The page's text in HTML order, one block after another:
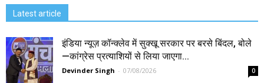
Latest article
इंडिया न्यूज़ कॉन्क्लेव में सुक्खू सरकार पर बरसे बिंदल, बोले
—कांग्रेस प्रत्याशियों से लिया जाएगा...
Devinder Singh - 07/08/2026 0